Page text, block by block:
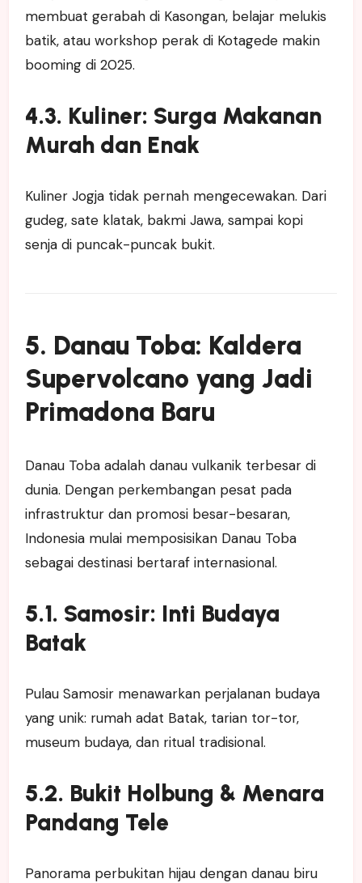
membuat gerabah di Kasongan, belajar melukis
batik, atau workshop perak di Kotagede makin
booming di 2025.
4.3. Kuliner: Surga Makanan
Murah dan Enak
Kuliner Jogja tidak pernah mengecewakan. Dari
gudeg, sate klatak, bakmi Jawa, sampai kopi
senja di puncak-puncak bukit.
5. Danau Toba: Kaldera
Supervolcano yang Jadi
Primadona Baru
Danau Toba adalah danau vulkanik terbesar di
dunia. Dengan perkembangan pesat pada
infrastruktur dan promosi besar-besaran,
Indonesia mulai memposisikan Danau Toba
sebagai destinasi bertaraf internasional.
5.1. Samosir: Inti Budaya
Batak
Pulau Samosir menawarkan perjalanan budaya
yang unik: rumah adat Batak, tarian tor-tor,
museum budaya, dan ritual tradisional.
5.2. Bukit Holbung & Menara
Pandang Tele
Panorama perbukitan hijau dengan danau biru